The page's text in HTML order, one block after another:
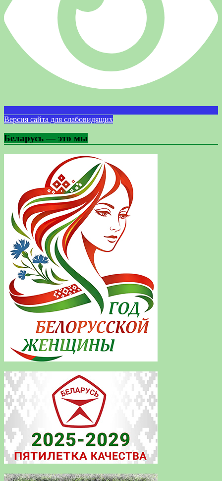
Версия сайта для слабовидящих
Беларусь — это мы